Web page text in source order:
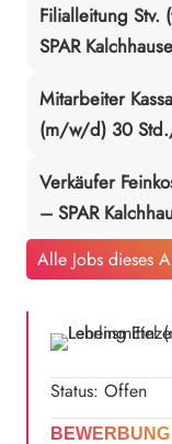
Filialleitung
SPAR
Mitarbeiter
(m/w/d) 30
Verkäufer
– SPAR
Alle Jobs dieses
Status: Offen
BEWERBUNG